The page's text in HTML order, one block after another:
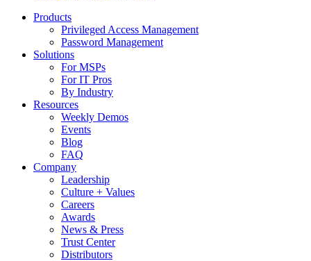
Products
Privileged Access Management
Password Management
Solutions
For MSPs
For IT Pros
By Industry
Resources
Weekly Demos
Events
Blog
FAQ
Company
Leadership
Culture + Values
Careers
Awards
News & Press
Trust Center
Distributors